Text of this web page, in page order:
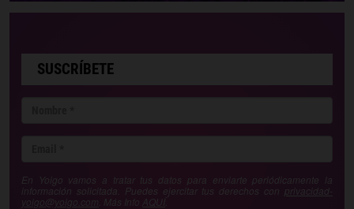
SUSCRÍBETE
En Yoigo vamos a tratar tus datos para enviarte periódicamente la
información solicitada. Puedes ejercitar tus derechos con privacidad-
yoigo@yoigo.com . Más Info AQUÍ